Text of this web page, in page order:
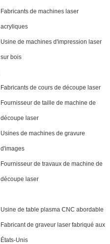
Fabricants de machines laser
acryliques
Usine de machines d'impression laser
sur bois
Fabricants de cours de découpe laser
Fournisseur de taille de machine de
découpe laser
Usines de machines de gravure
d'images
Fournisseur de travaux de machine de
découpe laser
Usine de table plasma CNC abordable
Fabricant de graveur laser fabriqué aux
États-Unis